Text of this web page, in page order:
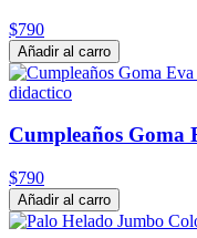
$790
Añadir al carro
Cumpleaños Goma
$790
Añadir al carro